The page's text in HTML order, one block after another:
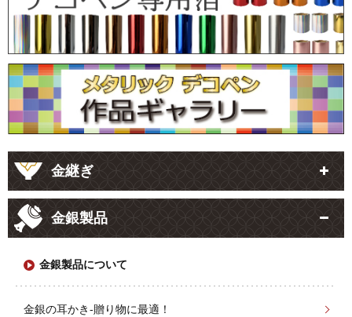
金継ぎ
金銀製品
金銀製品について
金銀の耳かき-贈り物に最適！